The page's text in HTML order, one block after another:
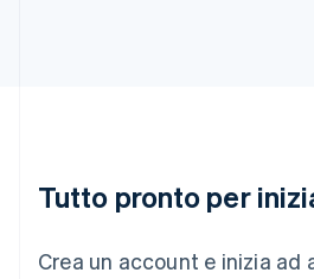
Tutto pronto per
Crea un account e inizia ad
English
FrançaisDeutschEnglish